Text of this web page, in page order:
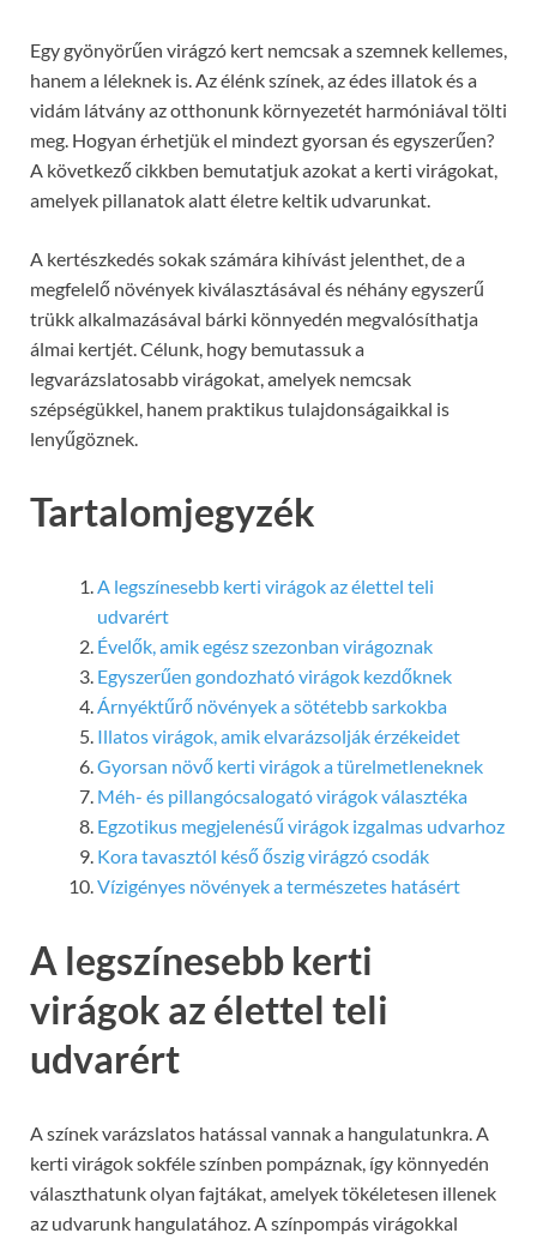
Egy gyönyörűen virágzó kert nemcsak a szemnek kellemes,
hanem a léleknek is. Az élénk színek, az édes illatok és a
vidám látvány az otthonunk környezetét harmóniával tölti
meg. Hogyan érhetjük el mindezt gyorsan és egyszerűen?
A következő cikkben bemutatjuk azokat a kerti virágokat,
amelyek pillanatok alatt életre keltik udvarunkat.
A kertészkedés sokak számára kihívást jelenthet, de a
megfelelő növények kiválasztásával és néhány egyszerű
trükk alkalmazásával bárki könnyedén megvalósíthatja
álmai kertjét. Célunk, hogy bemutassuk a
legvarázslatosabb virágokat, amelyek nemcsak
szépségükkel, hanem praktikus tulajdonságaikkal is
lenyűgöznek.
Tartalomjegyzék
A legszínesebb kerti virágok az élettel teli
udvarért
Évelők, amik egész szezonban virágoznak
Egyszerűen gondozható virágok kezdőknek
Árnyéktűrő növények a sötétebb sarkokba
Illatos virágok, amik elvarázsolják érzékeidet
Gyorsan növő kerti virágok a türelmetleneknek
Méh- és pillangócsalogató virágok választéka
Egzotikus megjelenésű virágok izgalmas udvarhoz
Kora tavasztól késő őszig virágzó csodák
Vízigényes növények a természetes hatásért
A legszínesebb kerti
virágok az élettel teli
udvarért
A színek varázslatos hatással vannak a hangulatunkra. A
kerti virágok sokféle színben pompáznak, így könnyedén
választhatunk olyan fajtákat, amelyek tökéletesen illenek
az udvarunk hangulatához. A színpompás virágokkal